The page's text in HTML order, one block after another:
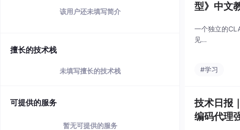
该用户还未填写简介
擅长的技术栈
未填写擅长的技术栈
可提供的服务
暂无可提供的服务
型》中文
一个独立的
见…
#学习
技术日报
编码代理